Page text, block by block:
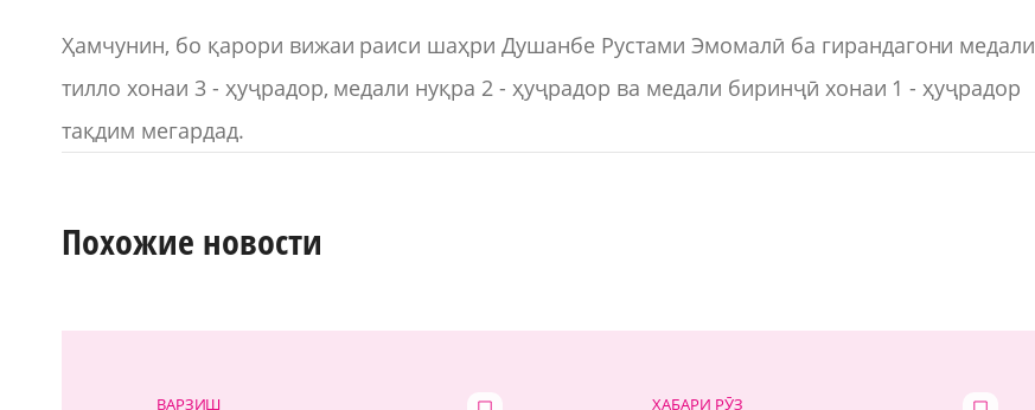
Ҳамчунин, бо қарори вижаи раиси шаҳри Душанбе Рустами Эмомалӣ ба гирандагони медали
тилло хонаи 3 - ҳуҷрадор, медали нуқра 2 - ҳуҷрадор ва медали биринҷӣ хонаи 1 - ҳуҷрадор
тақдим мегардад.
Похожие новости
ВАРЗИШ ХАБАРИ РӮЗ